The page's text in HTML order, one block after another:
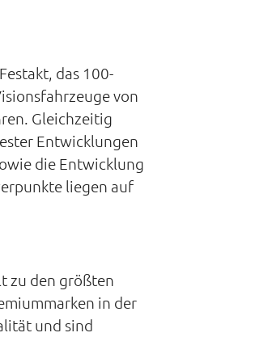
das 100-
von
Gleichzeitig
Entwicklungen
die Entwicklung
liegen auf
zu den größten
in der
und sind